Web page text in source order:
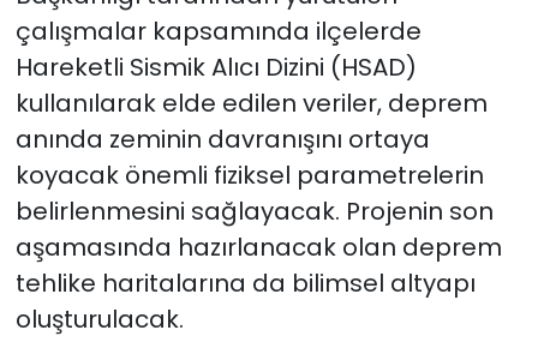
çalışmalar kapsamında ilçelerde
Hareketli Sismik Alıcı Dizini (HSAD)
kullanılarak elde edilen veriler, deprem
anında zeminin davranışını ortaya
koyacak önemli fiziksel parametrelerin
belirlenmesini sağlayacak. Projenin son
aşamasında hazırlanacak olan deprem
tehlike haritalarına da bilimsel altyapı
oluşturulacak.